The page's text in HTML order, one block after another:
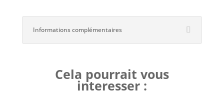
Informations complémentaires
Cela pourrait vous
interesser :